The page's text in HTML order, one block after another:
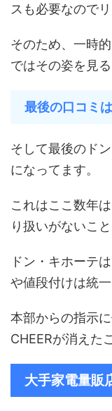
スも必要なので
そのため、一時
ではその姿を見
最後の口コミ
そして最後のド
になってます。
これはここ数年
り扱いがないこ
ドン・キホーテ
や値段付けは統
本部からの指示
CHEERが消えた
大手家電量販